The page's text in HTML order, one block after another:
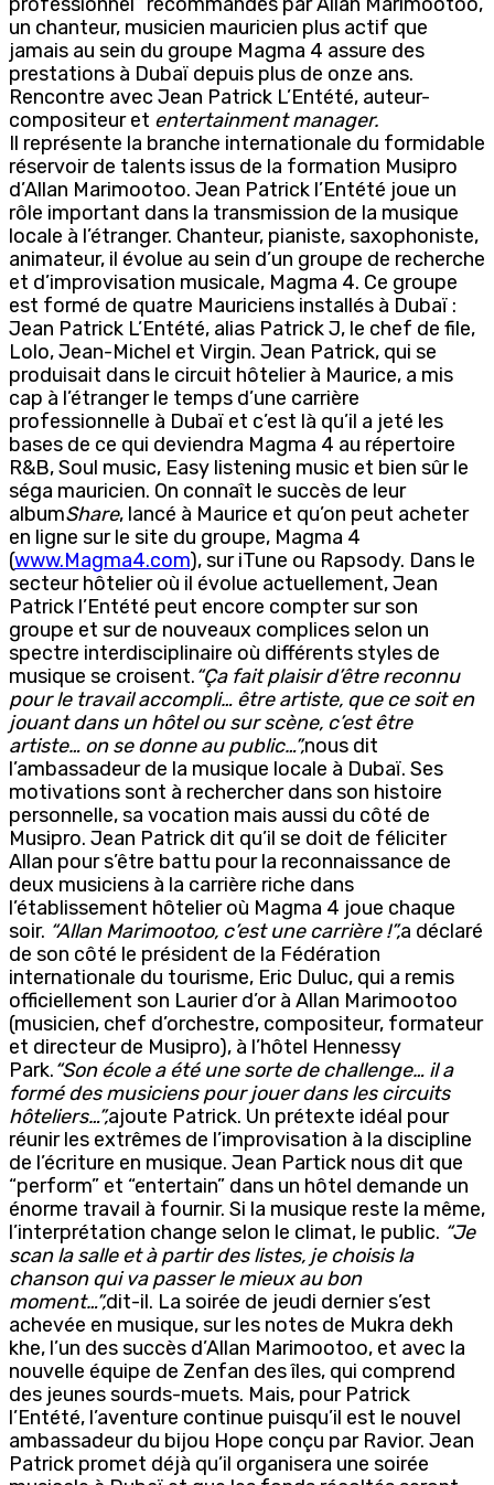
un chanteur, musicien mauricien plus actif que
jamais au sein du groupe Magma 4 assure des
prestations à Dubaï depuis plus de onze ans.
Rencontre avec Jean Patrick L’Entété, auteur-
compositeur et entertainment manager.
Il représente la branche internationale du formidable
réservoir de talents issus de la formation Musipro
d’Allan Marimootoo. Jean Patrick l’Entété joue un
rôle important dans la transmission de la musique
locale à l’étranger. Chanteur, pianiste, saxophoniste,
animateur, il évolue au sein d’un groupe de recherche
et d’improvisation musicale, Magma 4. Ce groupe
est formé de quatre Mauriciens installés à Dubaï :
Jean Patrick L’Entété, alias Patrick J, le chef de file,
Lolo, Jean-Michel et Virgin. Jean Patrick, qui se
produisait dans le circuit hôtelier à Maurice, a mis
cap à l’étranger le temps d’une carrière
professionnelle à Dubaï et c’est là qu’il a jeté les
bases de ce qui deviendra Magma 4 au répertoire
R&B, Soul music, Easy listening music et bien sûr le
séga mauricien. On connaît le succès de leur
albumShare, lancé à Maurice et qu’on peut acheter
en ligne sur le site du groupe, Magma 4
(www.Magma4.com), sur iTune ou Rapsody. Dans le
secteur hôtelier où il évolue actuellement, Jean
Patrick l’Entété peut encore compter sur son
groupe et sur de nouveaux complices selon un
spectre interdisciplinaire où différents styles de
musique se croisent.“Ça fait plaisir d’être reconnu
pour le travail accompli… être artiste, que ce soit en
jouant dans un hôtel ou sur scène, c’est être
artiste… on se donne au public…”,nous dit
l’ambassadeur de la musique locale à Dubaï. Ses
motivations sont à rechercher dans son histoire
personnelle, sa vocation mais aussi du côté de
Musipro. Jean Patrick dit qu’il se doit de féliciter
Allan pour s’être battu pour la reconnaissance de
deux musiciens à la carrière riche dans
l’établissement hôtelier où Magma 4 joue chaque
soir. “Allan Marimootoo, c’est une carrière !”,a déclaré
de son côté le président de la Fédération
internationale du tourisme, Eric Duluc, qui a remis
officiellement son Laurier d’or à Allan Marimootoo
(musicien, chef d’orchestre, compositeur, formateur
et directeur de Musipro), à l’hôtel Hennessy
Park.“Son école a été une sorte de challenge… il a
formé des musiciens pour jouer dans les circuits
hôteliers…”,ajoute Patrick. Un prétexte idéal pour
réunir les extrêmes de l’improvisation à la discipline
de l’écriture en musique. Jean Partick nous dit que
“perform” et “entertain” dans un hôtel demande un
énorme travail à fournir. Si la musique reste la même,
l’interprétation change selon le climat, le public. “Je
scan la salle et à partir des listes, je choisis la
chanson qui va passer le mieux au bon
moment…”,dit-il. La soirée de jeudi dernier s’est
achevée en musique, sur les notes de Mukra dekh
khe, l’un des succès d’Allan Marimootoo, et avec la
nouvelle équipe de Zenfan des îles, qui comprend
des jeunes sourds-muets. Mais, pour Patrick
l’Entété, l’aventure continue puisqu’il est le nouvel
ambassadeur du bijou Hope conçu par Ravior. Jean
Patrick promet déjà qu’il organisera une soirée